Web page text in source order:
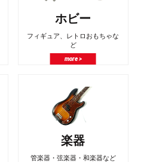
ホビー
フィギュア、レトロおもちゃな
ど
more >
楽器
管楽器・弦楽器・和楽器など